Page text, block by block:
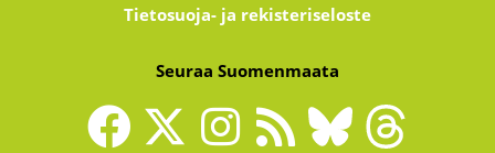
Tietosuoja- ja rekisteriseloste
Seuraa Suomenmaata